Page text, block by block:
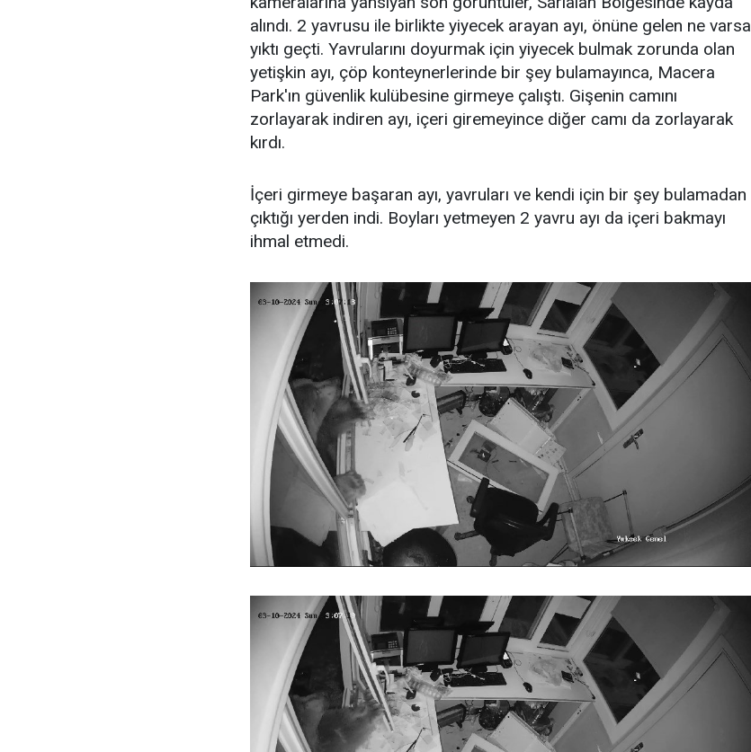
alındı. 2 yavrusu ile birlikte yiyecek arayan ayı, önüne gelen ne varsa
yıktı geçti. Yavrularını doyurmak için yiyecek bulmak zorunda olan
yetişkin ayı, çöp konteynerlerinde bir şey bulamayınca, Macera
Park'ın güvenlik kulübesine girmeye çalıştı. Gişenin camını
zorlayarak indiren ayı, içeri giremeyince diğer camı da zorlayarak
kırdı.
İçeri girmeye başaran ayı, yavruları ve kendi için bir şey bulamadan
çıktığı yerden indi. Boyları yetmeyen 2 yavru ayı da içeri bakmayı
ihmal etmedi.